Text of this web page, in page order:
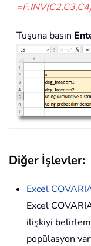
Tuşuna basın
Diğer İşlevler:
Excel
Excel
ilişkiyi
popülasyon